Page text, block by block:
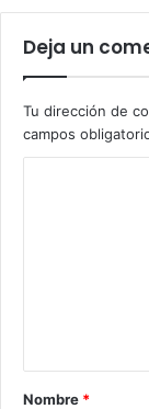
Deja un
Tu dirección de
campos
Nombre *